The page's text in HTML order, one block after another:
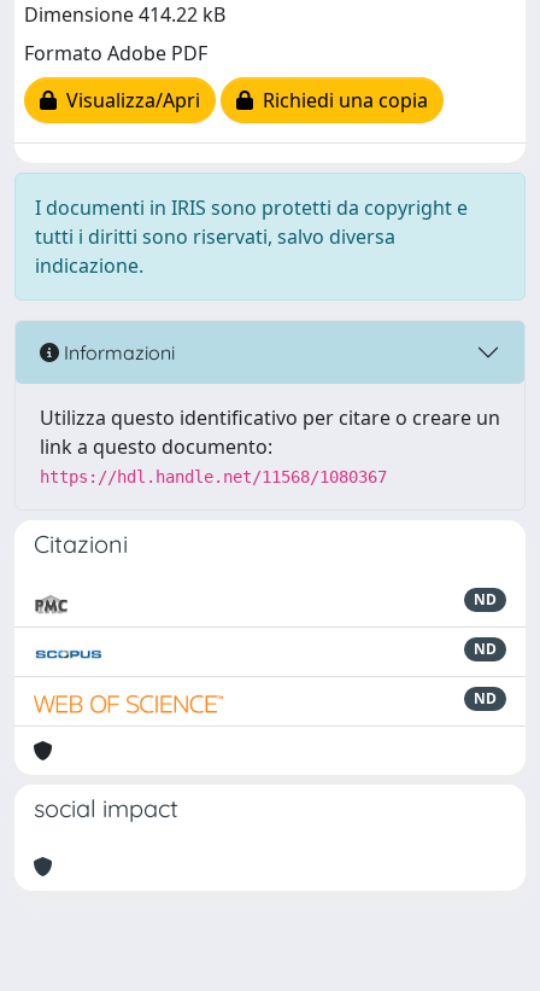
Dimensione 414.22 kB
Formato Adobe PDF
Visualizza/Apri
Richiedi una copia
I documenti in IRIS sono protetti da copyright e
tutti i diritti sono riservati, salvo diversa
indicazione.
Informazioni
Utilizza questo identificativo per citare o creare un
link a questo documento:
https://hdl.handle.net/11568/1080367
Citazioni
ND
ND
ND
social impact